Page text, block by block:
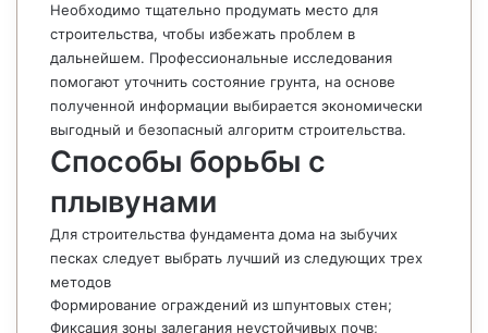
Необходимо тщательно продумать место для
строительства, чтобы избежать проблем в
дальнейшем. Профессиональные исследования
помогают уточнить состояние грунта, на основе
полученной информации выбирается экономически
выгодный и безопасный алгоритм строительства.
Способы борьбы с
плывунами
Для строительства фундамента дома на зыбучих
песках следует выбрать лучший из следующих трех
методов
Формирование ограждений из шпунтовых стен;
Фиксация зоны залегания неустойчивых почв;